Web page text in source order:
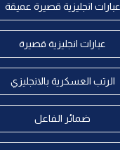
عبارات انجليزية قصيرة عميقة
عبارات انجليزية قصيرة
الرتب العسكرية بالانجليزي
ضمائر الفاعل